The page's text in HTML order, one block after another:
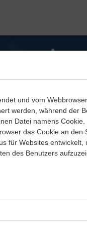
*
70 %
Rabatt
Premium
KI-
und vom
werden, während der
Datei namens Cookie.
das Cookie an den
für Websites entwickelt,
des Benutzers